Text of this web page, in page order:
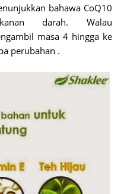
bahawa CoQ10
darah. Walau
masa 4 hingga ke
perubahan .